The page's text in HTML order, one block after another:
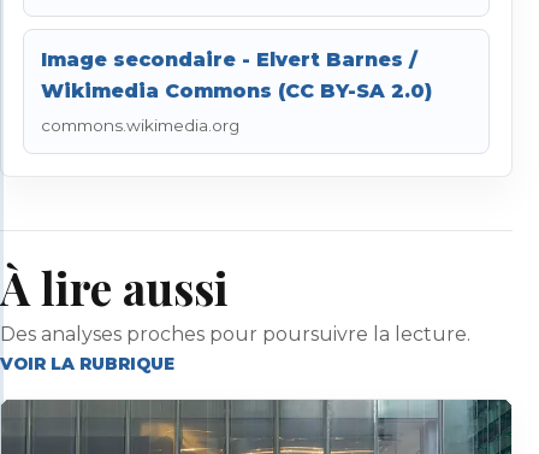
Image secondaire - Elvert Barnes /
Wikimedia Commons (CC BY-SA 2.0)
commons.wikimedia.org
À lire aussi
Des analyses proches pour poursuivre la lecture.
VOIR LA RUBRIQUE